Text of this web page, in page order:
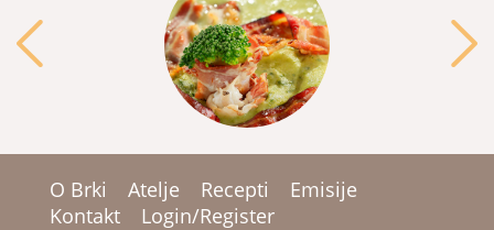
O Brki Atelje Recepti
Emisije
Kontakt
Login/Register